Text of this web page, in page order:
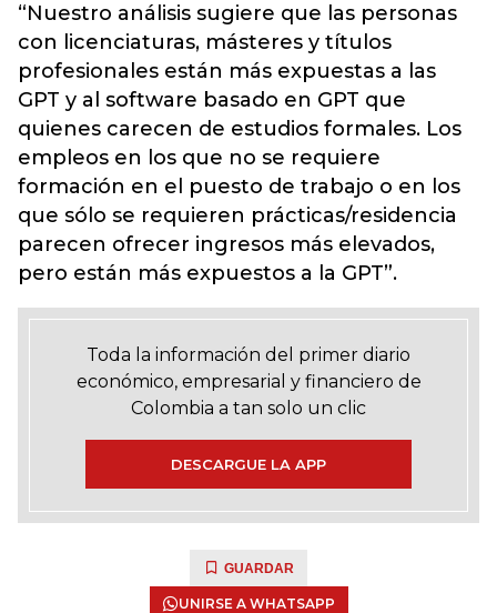
“Nuestro análisis sugiere que las personas
con licenciaturas, másteres y títulos
profesionales están más expuestas a las
GPT y al software basado en GPT que
quienes carecen de estudios formales. Los
empleos en los que no se requiere
formación en el puesto de trabajo o en los
que sólo se requieren prácticas/residencia
parecen ofrecer ingresos más elevados,
pero están más expuestos a la GPT”.
Toda la información del primer diario
económico, empresarial y financiero de
Colombia a tan solo un clic
DESCARGUE LA APP
GUARDAR
UNIRSE A WHATSAPP